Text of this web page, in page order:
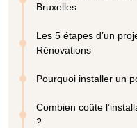
Bruxelles
Les 5 étapes d’un
Rénovations
Pourquoi installer un
Combien coûte
?